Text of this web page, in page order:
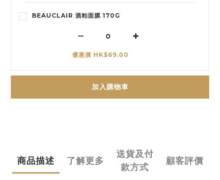
BEAUCLAIR 酒粕面膜 170G
優惠價 HK$69.00
加入購物車
商品描述 了解更多
送貨及付
款方式
顧客評價